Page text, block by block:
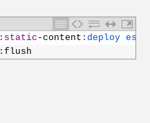
: static -content : deploy
: flush